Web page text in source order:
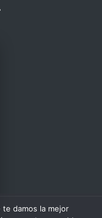
damos la mejor